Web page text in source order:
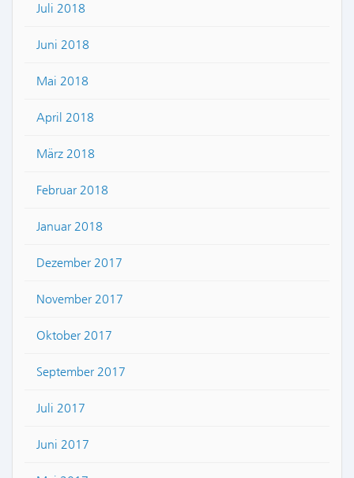
Juli 2018
Juni 2018
Mai 2018
April 2018
März 2018
Februar 2018
Januar 2018
Dezember 2017
November 2017
Oktober 2017
September 2017
Juli 2017
Juni 2017